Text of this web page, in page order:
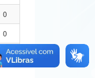
0
0
0